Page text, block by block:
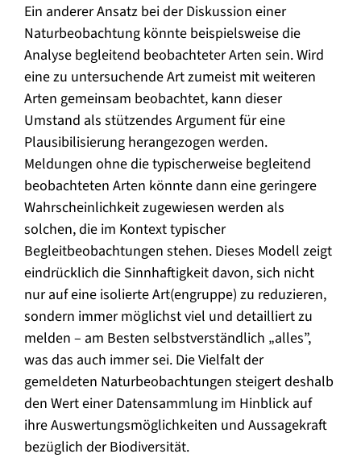
Ein anderer Ansatz bei der Diskussion einer
Naturbeobachtung könnte beispielsweise die
Analyse begleitend beobachteter Arten sein. Wird
eine zu untersuchende Art zumeist mit weiteren
Arten gemeinsam beobachtet, kann dieser
Umstand als stützendes Argument für eine
Plausibilisierung herangezogen werden.
Meldungen ohne die typischerweise begleitend
beobachteten Arten könnte dann eine geringere
Wahrscheinlichkeit zugewiesen werden als
solchen, die im Kontext typischer
Begleitbeobachtungen stehen. Dieses Modell zeigt
eindrücklich die Sinnhaftigkeit davon, sich nicht
nur auf eine isolierte Art(engruppe) zu reduzieren,
sondern immer möglichst viel und detailliert zu
melden – am Besten selbstverständlich „alles”,
was das auch immer sei. Die Vielfalt der
gemeldeten Naturbeobachtungen steigert deshalb
den Wert einer Datensammlung im Hinblick auf
ihre Auswertungsmöglichkeiten und Aussagekraft
bezüglich der Biodiversität.